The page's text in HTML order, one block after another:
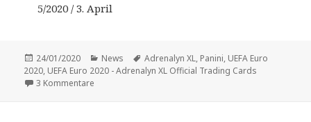
5/2020 / 3. April
Veröffentlicht
am
24/01/2020 Kategorien
News Schlagwörter
Adrenalyn XL, Panini, UEFA Euro
2020, UEFA Euro 2020 - Adrenalyn XL Official Trading Cards
3 Kommentare